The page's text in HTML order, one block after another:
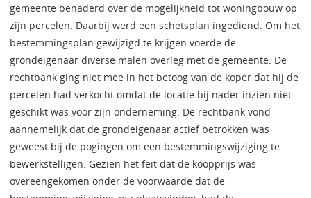
gemeente benaderd over de mogelijkheid tot woningbouw op
zijn percelen. Daarbij werd een schetsplan ingediend. Om het
bestemmingsplan gewijzigd te krijgen voerde de
grondeigenaar diverse malen overleg met de gemeente. De
rechtbank ging niet mee in het betoog van de koper dat hij de
percelen had verkocht omdat de locatie bij nader inzien niet
geschikt was voor zijn onderneming. De rechtbank vond
aannemelijk dat de grondeigenaar actief betrokken was
geweest bij de pogingen om een bestemmingswijziging te
bewerkstelligen. Gezien het feit dat de koopprijs was
overeengekomen onder de voorwaarde dat de